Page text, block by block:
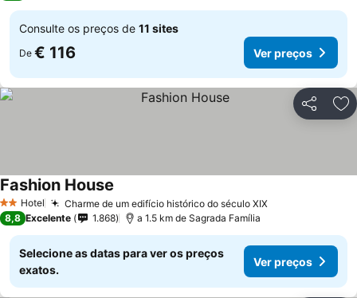
Consulte os preços de 11 sites
De € 116 Ver preços
Partilhar
2 Estrelas
Hotel Charme de um edifício histórico do século XIXVer preços
Fashion House
8,8 Excelente 1.868 a 1.5 km de Sagrada Família
Selecione as datas para ver os preços
exatos.
Ver preços